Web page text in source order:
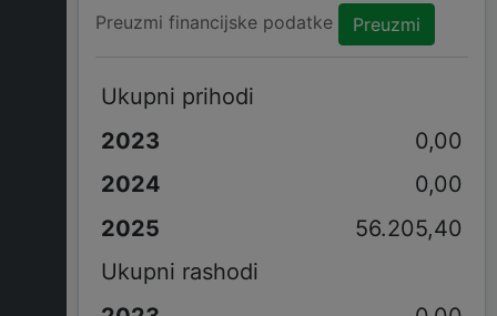
Preuzmi financijske podatke Preuzmi
Ukupni prihodi
0,00
0,00
56.205,40
Ukupni rashodi